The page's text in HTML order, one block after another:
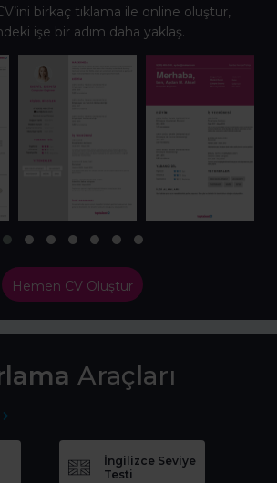
birkaç tıklama ile online oluştur,
işe bir adım daha yaklaş.
Hemen CV Oluştur
Araçları
İngilizce Seviye
Testi